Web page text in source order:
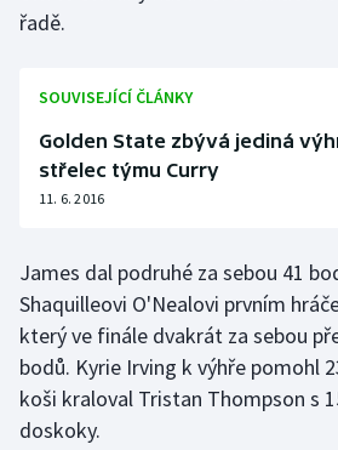
Lezení
Lyže a snowboard
Moderní pětiboj
Motorsport
Olympijské hry
Parasport
Plavání
Plážový volejbal
řadě.
SOUVISEJÍCÍ ČLÁNKY
Golden State zbývá jediná
střelec týmu Curry
11. 6. 2016
James dal podruhé za sebou 41
Shaquilleovi O'Nealovi prvním
který ve finále dvakrát za sebou
bodů. Kyrie Irving k výhře pomohl
koši kraloval Tristan Thompson s
doskoky.